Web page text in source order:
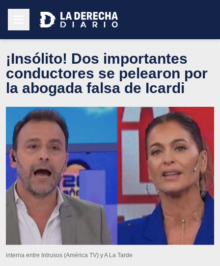
¡Insólito! Dos importantes
conductores se pelearon por
la abogada falsa de Icardi
interna entre Intrusos (América TV) y A La Tarde